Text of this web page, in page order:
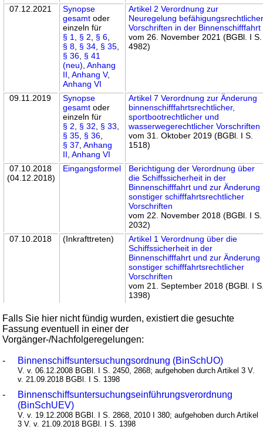
07.12.2021
Synopse
gesamt oder
einzeln für
§ 1
§ 2 § 6
§ 8 § 34 § 35
§ 36 § 41
(neu) ,Anhang
II ,Anhang V,
Anhang VI
Artikel 2 Verordnung zur
Neuregelung
Vorschriften in der Binnenschifffahrt
vom 26. November 2021 (BGBl. I S.
4982)
09.11.2019
Synopse
gesamt oder
einzeln für
§ 2
§ 32 § 33
§ 35 § 36
§ 37 ,Anhang
II ,Anhang VI
Artikel 7 Verordnung zur Änderung
binnenschifffahrtsrechtlicher,
sportbootrechtlicher und
wasserwegerechtlicher Vorschriften
vom 31. Oktober 2019 (BGBl. I S.
1518)
07.10.2018
(04.12.2018)
Eingangsformel
Berichtigung der Verordnung über
die Schiffssicherheit in der
Binnenschifffahrt und zur Änderung
sonstiger schifffahrtsrechtlicher
Vorschriften
vom 22. November 2018 (BGBl. I S.
2032)
07.10.2018
(Inkrafttreten)
Artikel 1 Verordnung über die
Schiffssicherheit in der
Binnenschifffahrt und zur Änderung
sonstiger schifffahrtsrechtlicher
Vorschriften
vom 21. September 2018 (BGBl. I
1398)
Falls Sie hier nicht fündig wurden, existiert die gesuchte
Fassung eventuell in einer der
Vorgänger-/Nachfolgeregelungen:
- Binnenschiffsuntersuchungsordnung (BinSchUO)
V. v. 06.12.2008 BGBl. I S. 2450, 2868; aufgehoben durch Artikel 3 V.
v. 21.09.2018 BGBl. I S. 1398
-
Binnenschiffsuntersuchungseinführungsverordnung
(BinSchUEV)
V. v. 19.12.2008 BGBl. I S. 2868, 2010 I 380; aufgehoben durch Artikel
3 V. v. 21.09.2018 BGBl. I S. 1398